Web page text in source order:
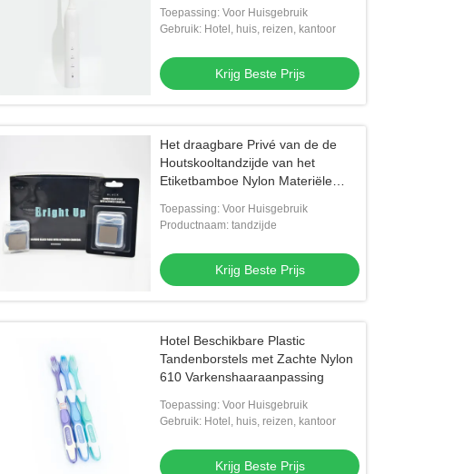
Toepassing: Voor Huisgebruik
Gebruik: Hotel, huis, reizen, kantoor
Krijg Beste Prijs
Het draagbare Privé van de de
Houtskooltandzijde van het
Etiketbamboe Nylon Materiële
Toepassing: Voor Huisgebruik
Productnaam: tandzijde
Krijg Beste Prijs
Hotel Beschikbare Plastic
Tandenborstels met Zachte Nylon
610 Varkenshaaraanpassing
Toepassing: Voor Huisgebruik
Gebruik: Hotel, huis, reizen, kantoor
Krijg Beste Prijs